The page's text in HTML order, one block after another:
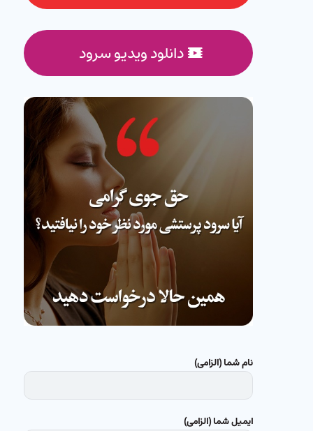
دانلود ویدیو سرود
نام شما (الزامی)
ایمیل شما (الزامی)